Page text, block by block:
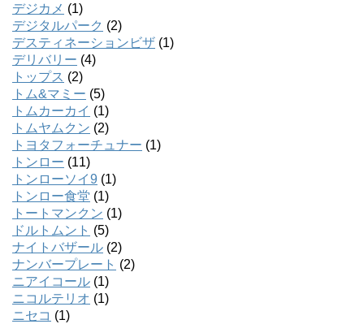
デジカメ (1)
デジタルパーク (2)
デスティネーションビザ (1)
デリバリー (4)
トップス (2)
トム&マミー (5)
トムカーカイ (1)
トムヤムクン (2)
トヨタフォーチュナー (1)
トンロー (11)
トンローソイ9 (1)
トンロー食堂 (1)
トートマンクン (1)
ドルトムント (5)
ナイトバザール (2)
ナンバープレート (2)
ニアイコール (1)
ニコルテリオ (1)
ニセコ (1)